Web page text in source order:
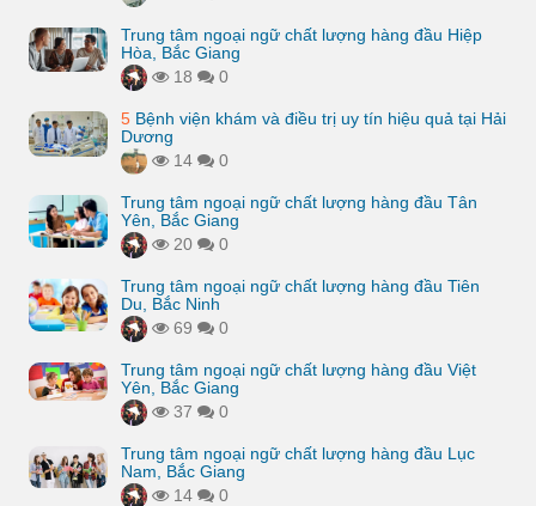
Trung tâm ngoại ngữ chất lượng hàng đầu Hiệp
Hòa, Bắc Giang
18
0
5 Bệnh viện khám và điều trị uy tín hiệu quả tại Hải
Dương
14
0
Trung tâm ngoại ngữ chất lượng hàng đầu Tân
Yên, Bắc Giang
20
0
Trung tâm ngoại ngữ chất lượng hàng đầu Tiên
Du, Bắc Ninh
69
0
Trung tâm ngoại ngữ chất lượng hàng đầu Việt
Yên, Bắc Giang
37
0
Trung tâm ngoại ngữ chất lượng hàng đầu Lục
Nam, Bắc Giang
14
0